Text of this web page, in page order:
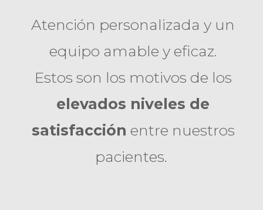
Atención personalizada y un
equipo amable y eficaz.
Estos son los motivos de los
elevados niveles de
satisfacción entre nuestros
pacientes.